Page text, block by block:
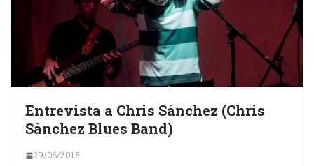
Entrevista a Chris Sánchez (Chris
Sánchez Blues Band)
29/06/2015